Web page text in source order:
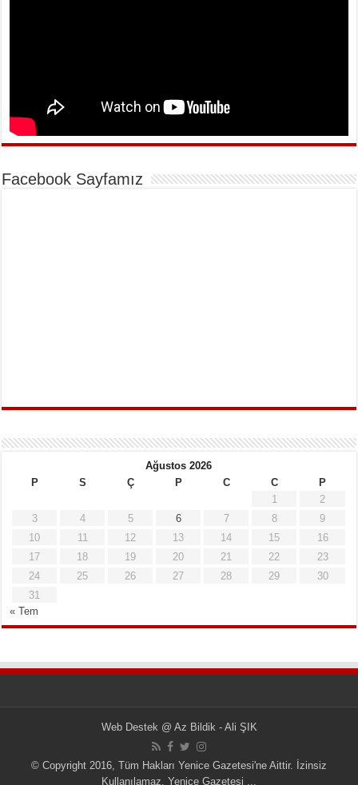
Facebook Sayfamız
Ağustos 2026
P
S Ç P C C
P
1
2
3
4 5 6 7 8
9
10
11 12 13 14 15
16
17
18 19 20 21 22
23
24
25 26 27 28 29
30
31
« Tem
Web Destek @ Az Bildik - Ali ŞIK
© Copyright 2016, Tüm Hakları Yenice Gazetesi'ne Aittir. İzinsiz
Kullanılamaz. Yenice Gazetesi ...